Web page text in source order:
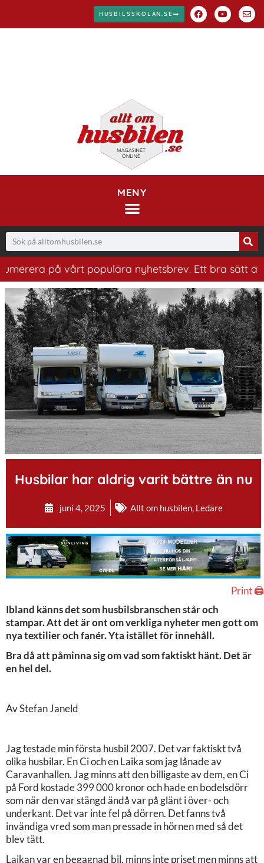
HUSBILSSKOLAN.SE
MENY
på vårt populära nyhetsbrev. Ett bra sätt att ha
.
Husbilar har aldrig varit bättre än nu
juni 4, 2025 Allt om husbilen, Ledare
Print 🖨
Ibland känns det som husbilsbranschen står och
stampar. Att det är ont om verkliga nyheter men gott om
nya textilier och fanér. Yta istället för innehåll.
Bra då att påminna sig om vad som faktiskt hänt. Det är
en hel del.
Av Stefan Janeld
Jag testade min första husbil 2007. Det var faktiskt två
olika husbilar. En Ci och en Laika som jag lånade av
Caravanhallen. Jag minns att den billigaste av dem, en Ci
på Ford kostade 399 000 kronor och hade en bodelsdörr
som när den var stängd ändå var på glänt i över- och
underkant. Det var inte fel på dörren. Det fanns två
invändiga vred som man pressade in hörnen med så det
blev tätt.
Laikan var en begagnad bil, minns inte priset men minns att